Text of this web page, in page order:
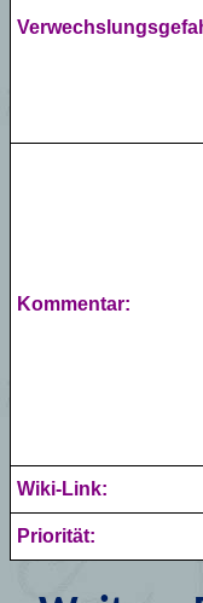
Kommentar:
Wiki-Link:
Priorität: